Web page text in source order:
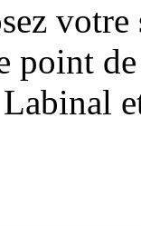
votre
point